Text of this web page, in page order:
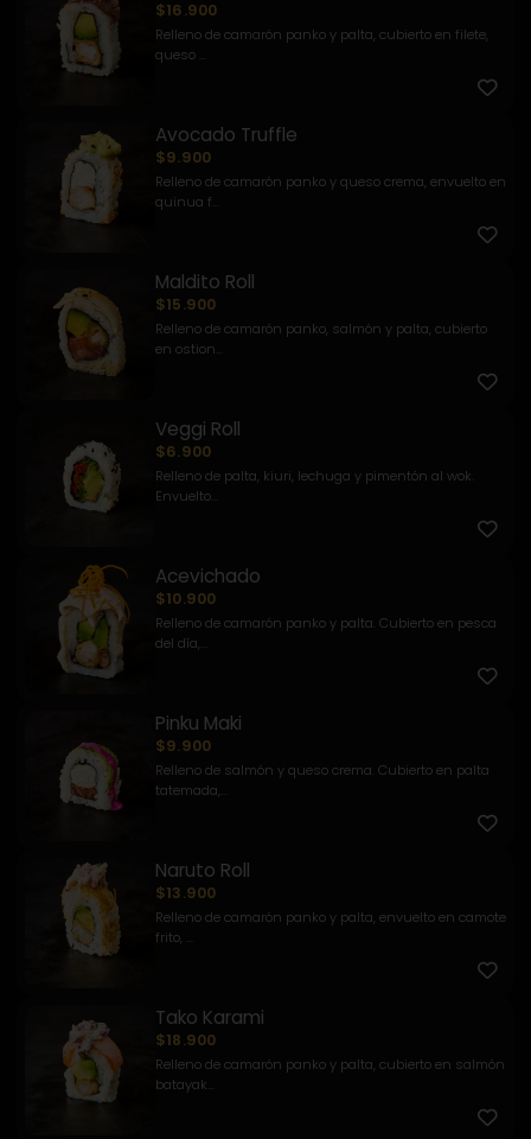
$16.900
Relleno de camarón panko y palta, cubierto en filete,
queso ...
Avocado Truffle
$9.900
Relleno de camarón panko y queso crema, envuelto en
quinua f...
Maldito Roll
$15.900
Relleno de camarón panko, salmón y palta, cubierto
en ostion...
Veggi Roll
$6.900
Relleno de palta, kiuri, lechuga y pimentón al wok.
Envuelto...
Acevichado
$10.900
Relleno de camarón panko y palta. Cubierto en pesca
del día,...
Pinku Maki
$9.900
Relleno de salmón y queso crema. Cubierto en palta
tatemada,...
Naruto Roll
$13.900
Relleno de camarón panko y palta, envuelto en camote
frito, ...
Tako Karami
$18.900
Relleno de camarón panko y palta, cubierto en salmón
batayak...